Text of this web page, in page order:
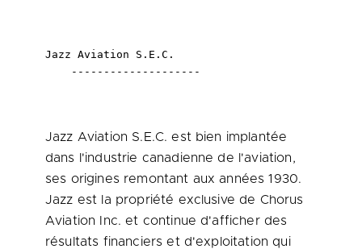
Jazz Aviation S.E.C.
    --------------------
Jazz Aviation S.E.C. est bien implantée
dans l'industrie canadienne de l'aviation,
ses origines remontant aux années 1930.
Jazz est la propriété exclusive de Chorus
Aviation Inc. et continue d'afficher des
résultats financiers et d'exploitation qui